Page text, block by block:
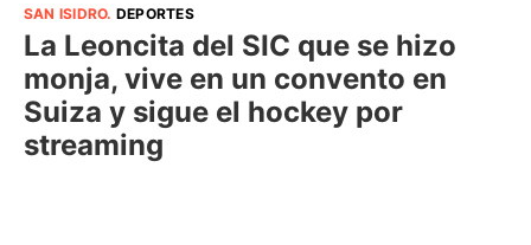
SAN ISIDRO. DEPORTES
La Leoncita del SIC que se hizo
monja, vive en un convento en
Suiza y sigue el hockey por
streaming